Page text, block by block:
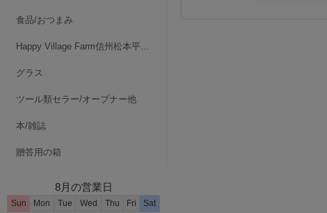
食品/おつまみ
Happy Village Farm信州松本平・波田
グラス
ツール類セラー/オープナー他
本/雑誌
贈答用の箱
8月の営業日
Sun Mon Tue Wed Thu Fri Sat